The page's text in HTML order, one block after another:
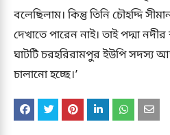
বলেছিলাম। কিন্তু তিনি চৌহদ্দি
দেখাতে পারেন নাই। তাই পদ্মা
ঘাটটি চরহরিরামপুর ইউপি সদস্য
চালানো হচ্ছে।’